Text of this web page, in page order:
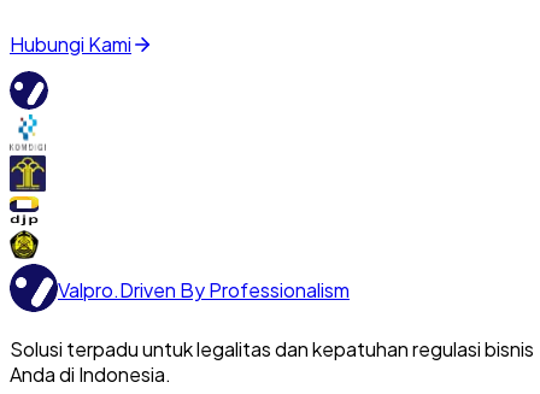
Hubungi Kami
Valpro.Driven By Professionalism
Solusi terpadu untuk legalitas dan kepatuhan regulasi bisnis
Anda di Indonesia.